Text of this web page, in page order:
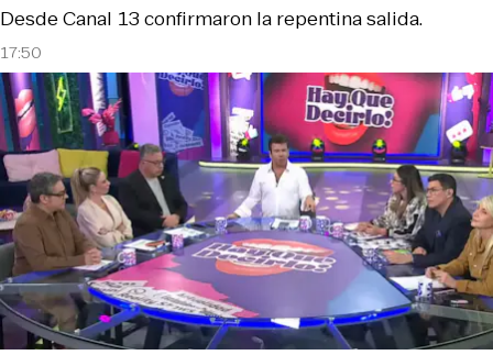
17:50
Desde Canal 13 confirmaron la repentina salida.